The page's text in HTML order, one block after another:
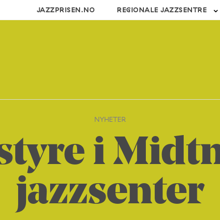
JAZZPRISEN.NO REGIONALE JAZZSENTRE
NYHETER
i
jazzsenter